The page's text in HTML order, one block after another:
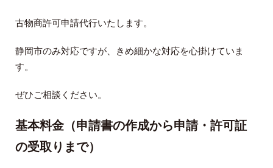
古物商許可申請代行いたします。
静岡市のみ対応ですが、きめ細かな対応を心掛けていま
す。
ぜひご相談ください。
基本料金（申請書の作成から申請・許可証
の受取りまで）